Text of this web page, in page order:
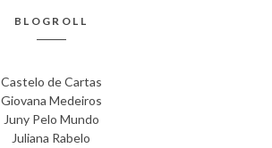
BLOGROLL
Castelo de Cartas
Giovana Medeiros
Juny Pelo Mundo
Juliana Rabelo